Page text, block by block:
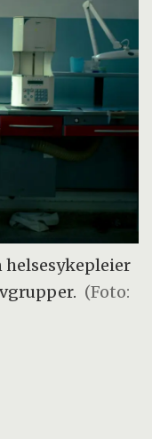
helsesykepleier
(Foto: